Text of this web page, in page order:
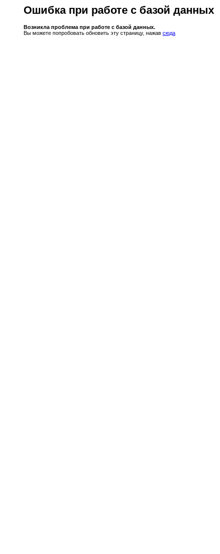
Ошибка при работе с базой данных
Возникла проблема при работе с базой данных.
Вы можете попробовать обновить эту страницу, нажав сюда